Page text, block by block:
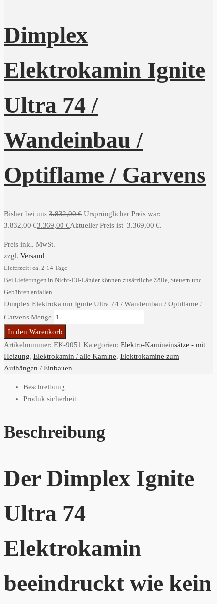
Dimplex
Elektrokamin Ignite
Ultra 74 /
Wandeinbau /
Optiflame / Garvens
Bisher bei uns 3.832,00€ Ursprünglicher Preis war:
3.832,00 €3.369,00 €Aktueller Preis ist: 3.369,00 €.
Preis inkl. MwSt.
zzgl. Versand
Lieferzeit: ca. 2-14 Tage
Bei Lieferungen in Nicht-EU-Länder können zusätzliche Zölle, Steuern und
Gebühren anfallen.
Dimplex Elektrokamin Ignite Ultra 74 / Wandeinbau / Optiflame /
Garvens Menge
In den Warenkorb
Artikelnummer: EK-9051 Kategorien: Elektro-Kamineinsätze - mit
Heizung, Elektrokamin / alle Kamine, Elektrokamine zum
Aufhängen / Einbauen
Beschreibung
Produktsicherheit
Beschreibung
Der Dimplex Ignite
Ultra 74
Elektrokamin
beeindruckt wie kein